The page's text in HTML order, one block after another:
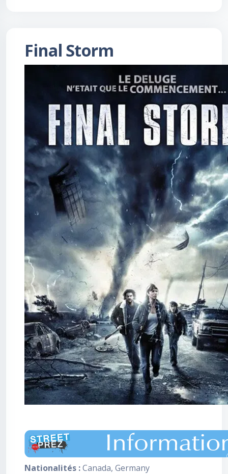
Final Storm
Nationalités :Canada, Germany